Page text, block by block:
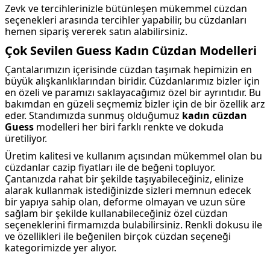
Zevk ve tercihlerinizle bütünleşen mükemmel cüzdan
seçenekleri arasında tercihler yapabilir, bu cüzdanları
hemen sipariş vererek satın alabilirsiniz.
Çok Sevilen Guess Kadın Cüzdan Modelleri
Çantalarımızın içerisinde cüzdan taşımak hepimizin en
büyük alışkanlıklarından biridir. Cüzdanlarımız bizler için
en özeli ve paramızı saklayacağımız özel bir ayrıntıdır. Bu
bakımdan en güzeli seçmemiz bizler için de bir özellik arz
eder. Standımızda sunmuş olduğumuz kadın cüzdan
Guess modelleri her biri farklı renkte ve dokuda
üretiliyor.
Üretim kalitesi ve kullanım açısından mükemmel olan bu
cüzdanlar cazip fiyatları ile de beğeni topluyor.
Çantanızda rahat bir şekilde taşıyabileceğiniz, elinize
alarak kullanmak istediğinizde sizleri memnun edecek
bir yapıya sahip olan, deforme olmayan ve uzun süre
sağlam bir şekilde kullanabileceğiniz özel cüzdan
seçeneklerini firmamızda bulabilirsiniz. Renkli dokusu ile
ve özellikleri ile beğenilen birçok cüzdan seçeneği
kategorimizde yer alıyor.